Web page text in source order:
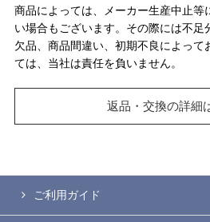
商品によっては、メーカー生産中止等
い場合もございます。その際には不足
欠品、商品間違い、初期不良によって
ては、当社は責任を負いません。
返品・交換の詳細
ご利用ガイド